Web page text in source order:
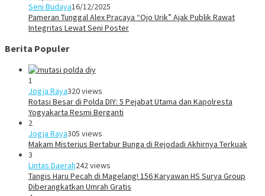
Seni Budaya16/12/2025
Pameran Tunggal Alex Pracaya “Ojo Urik” Ajak Publik Rawat
Integritas Lewat Seni Poster
Berita Populer
1
Jogja Raya320 views
Rotasi Besar di Polda DIY: 5 Pejabat Utama dan Kapolresta
Yogyakarta Resmi Berganti
2
Jogja Raya305 views
Makam Misterius Bertabur Bunga di Rejodadi Akhirnya Terkuak
3
Lintas Daerah242 views
Tangis Haru Pecah di Magelang! 156 Karyawan HS Surya Group
Diberangkatkan Umrah Gratis